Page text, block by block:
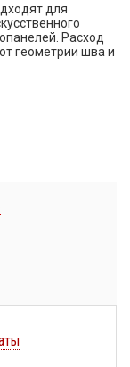
для
Расход
геометрии шва и